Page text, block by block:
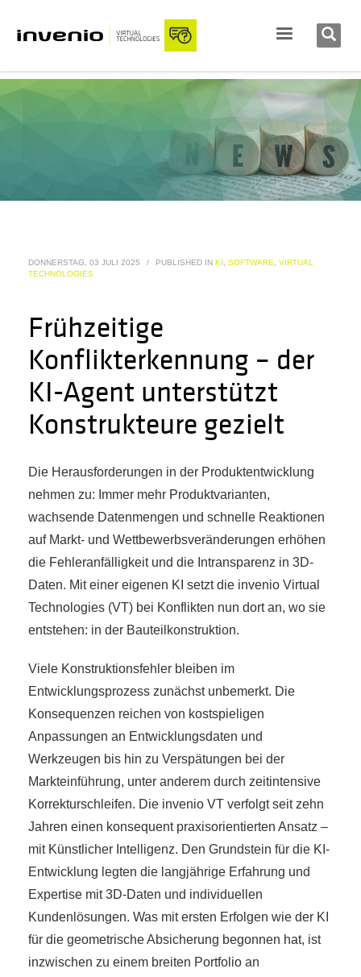
DONNERSTAG, 03 JULI 2025 / PUBLISHED IN KI SOFTWARE
VIRTUAL
TECHNOLOGIES
Frühzeitige
Konflikterkennung – der
KI-Agent unterstützt
Konstrukteure gezielt
Die Herausforderungen in der Produktentwicklung
nehmen zu: Immer mehr Produktvarianten,
wachsende Datenmengen und schnelle Reaktionen
auf Markt- und Wettbewerbsveränderungen erhöhen
die Fehleranfälligkeit und die Intransparenz in 3D-
Daten. Mit einer eigenen KI setzt die invenio Virtual
Technologies (VT) bei Konflikten nun dort an, wo sie
entstehen: in der Bauteilkonstruktion.
Viele Konstruktionsfehler bleiben im
Entwicklungsprozess zunächst unbemerkt. Die
Konsequenzen reichen von kostspieligen
Anpassungen an Entwicklungsdaten und
Werkzeugen bis hin zu Verspätungen bei der
Markteinführung, unter anderem durch zeitintensive
Korrekturschleifen. Die invenio VT verfolgt seit zehn
Jahren einen konsequent praxisorientierten Ansatz –
mit Künstlicher Intelligenz. Den Grundstein für die KI-
Entwicklung legten die langjährige Erfahrung und
Expertise mit 3D-Daten und individuellen
Kundenlösungen. Was mit ersten Erfolgen wie der KI
für die geometrische Absicherung begonnen hat, ist
inzwischen zu einem breiten Portfolio an